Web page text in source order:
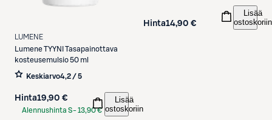
LUMENE
LumeneTYYNI Tasapainottava
kosteusemulsio 50 ml
Keskiarvo4,2 / 5
Hinta19,90 €
Alennushinta S-13,90 €
Lisää
ostoskoriin
Hinta14,90 €
Lisää
ostoskoriin